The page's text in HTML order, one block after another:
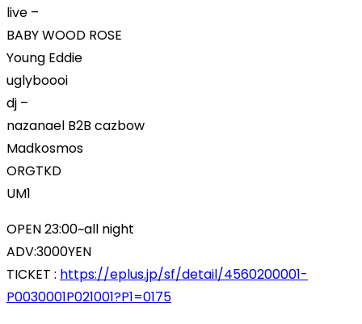
live –
BABY WOOD ROSE
Young Eddie
uglyboooi
dj –
nazanael B2B cazbow
Madkosmos
ORGTKD
UM1
OPEN 23:00~all night
ADV:3000YEN
TICKET : https://eplus.jp/sf/detail/4560200001-
P0030001P021001?P1=0175